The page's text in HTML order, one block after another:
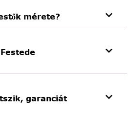
mérete?
garanciát